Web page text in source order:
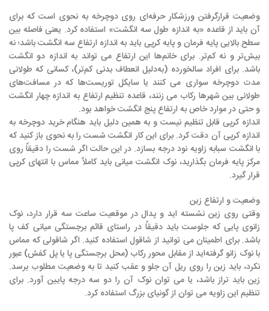
وضعیت قرارگرفتن ورزشکار حرفه‌ای روی دوچرخه به نحوی است که برای
آن باید از قاعده «به اندازه طول سه انگشت» استفاده کرد. یعنی فاصله بین
سطح بالایی پایه فرمان و پایه کرپی باید به اندازه ارتفاع سه انگشت باشد؛ نه
بیش‌تر و نه کم‌تر. برای خانم‌ها این ارتفاع می تواند به اندازه دو انگشت
باشد. برای افراد سالخورده (به‌دلیل انعطاف بدنی کم‌تر)، کسانی که طولانی
مدت دوچرخه سواری می کنند یا سایکل توریست‌ها که در مسافت‌های
طولانی بین شهرها رکاب می زنند، قاعده تنظیم ارتفاع به اندازه چهار انگشت
و حتی در موارد خاص به ارتفاع پنج انگشت خواهد بود.
اندازه کرپی قابل تنظیم نیست و به همین دلیل باید هنگام خرید دوچرخه به
اندازه کرپی آن دقت کرد. برای این کار انگشت شست را به نحوی باز کنید که
با انگشت سبابه زاویه نود درجه بسازد. در این حالت اگر شست را دقیقاً روی
مرکز پایه فرمان بگذارید، نوک انگشت میانی باید کاملاً مماس با انتهای کرپی
قرار گیرد.
وضعیت و ارتفاع زین
وقتی روی زین نشسته اید و پدال در موقعیت ساعت سه قرار دارد، نوک
زانوی پایی که جلوست باید دقیقاً در راستای قائم برجستگی میانی کف پا
باشد. برای اطمینان می توانید از شاقول استفاده کنید. اگر شاقولی که مماس
با نوک زانو گرفته‌اید از مقابل محور رکاب (محل برجستگی پا یا پل کفش) عبور
نکرد، باید زین را روی ریل آن جلو و عقب کنید تا به وضعیت مطلوب برسد.
زین باید تراز باشد، یا می توان نوک آن را دو سه درجه پایین آورد. برای
تنظیم این زاویه می توان از گونیای بزرگ استفاده کرد.